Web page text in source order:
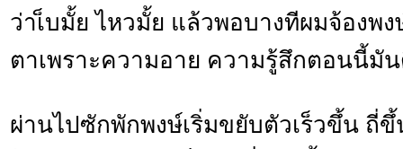
ว่าเ็บมั้ย ไหวมั้ย แล้วพอบางทีผมจ้องพ
ตาเพราะความอาย ความรู้สึกตอนนี้มั
ผ่านไปซักพักพงษ์เริ่มขยับตัวเร็วขึ้น ถี่